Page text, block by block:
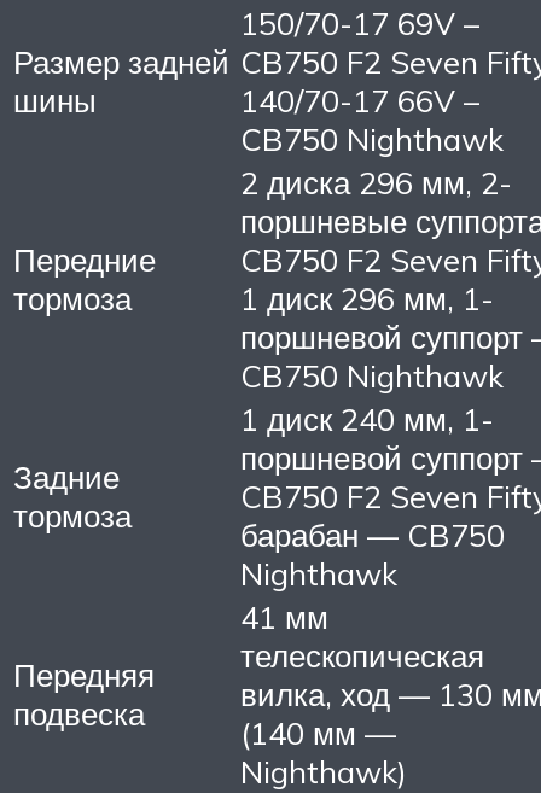
Размер задней
шины
150/70-17 69V –
CB750 F2 Seven
140/70-17 66V –
CB750 Nighthawk
Передние
тормоза
2 диска 296 мм, 2-
поршневые
CB750 F2 Seven
1 диск 296 мм, 1-
поршневой
CB750 Nighthawk
Задние
тормоза
1 диск 240 мм, 1-
поршневой суппорт
CB750 F2 Seven
барабан — CB750
Nighthawk
Передняя
подвеска
41 мм
телескопическая
вилка, ход — 130
(140 мм —
Nighthawk)